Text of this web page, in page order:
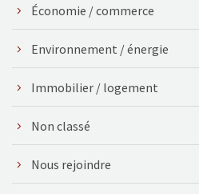
Économie / commerce
Environnement / énergie
Immobilier / logement
Non classé
Nous rejoindre